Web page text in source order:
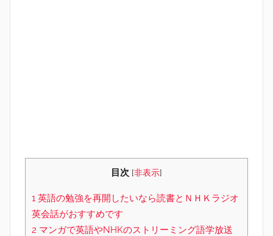
目次 [非表示]
1 英語の勉強を再開したいなら読書とＮＨＫラジオ
英会話がおすすめです
2 マンガで英語やNHKのストリーミング語学放送